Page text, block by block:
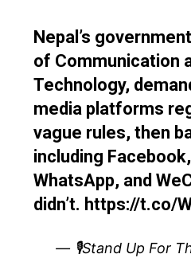
Nepal’s
of Communication
Technology,
media platforms
vague rules, then
including
WhatsApp, and
didn’t. https://t.co/
— 🎙Stand Up For